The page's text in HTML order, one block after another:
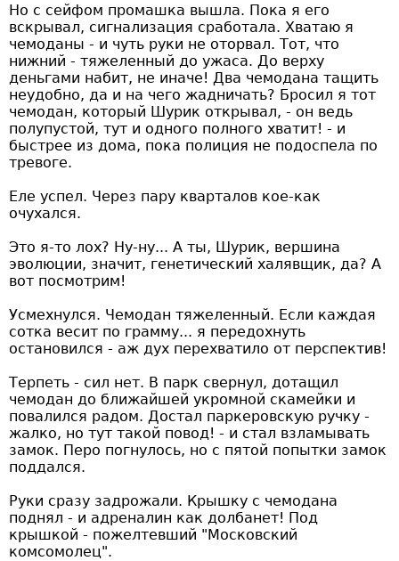
Но с сейфом промашка вышла. Пока я его
вскрывал, сигнализация сработала. Хватаю я
чемоданы - и чуть руки не оторвал. Тот, что
нижний - тяжеленный до ужаса. До верху
деньгами набит, не иначе! Два чемодана тащить
неудобно, да и на чего жадничать? Бросил я тот
чемодан, который Шурик открывал, - он ведь
полупустой, тут и одного полного хватит! - и
быстрее из дома, пока полиция не подоспела по
тревоге.
Еле успел. Через пару кварталов кое-как
очухался.
Это я-то лох? Ну-ну... А ты, Шурик, вершина
эволюции, значит, генетический халявщик, да? А
вот посмотрим!
Усмехнулся. Чемодан тяжеленный. Если каждая
сотка весит по грамму... я передохнуть
остановился - аж дух перехватило от перспектив!
Терпеть - сил нет. В парк свернул, дотащил
чемодан до ближайшей укромной скамейки и
повалился радом. Достал паркеровскую ручку -
жалко, но тут такой повод! - и стал взламывать
замок. Перо погнулось, но с пятой попытки замок
поддался.
Руки сразу задрожали. Крышку с чемодана
поднял - и адреналин как долбанет! Под
крышкой - пожелтевший "Московский
комсомолец".